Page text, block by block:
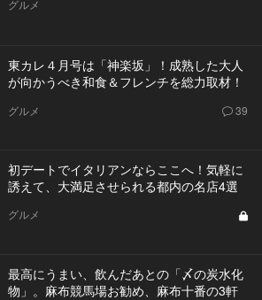
グルメ
東カレ４月号は「神楽坂」！成熟した大人
が向かうべき和食＆フレンチを総力取材！
グルメ 39
初デートでイタリアンならここへ！気軽に
誘えて、大満足させられる都内の名店4選
グルメ
最高にうまい、飲んだあとの「〆の炭水化
物」。麻布競馬場お勧め、麻布十番の3軒